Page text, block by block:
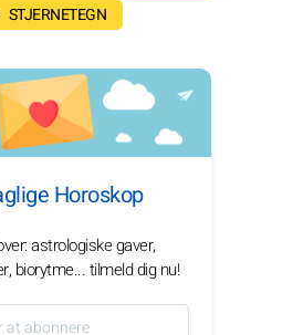
STJERNETEGN
Horoskop
astrologiske gaver,
biorytme... tilmeld dig nu!